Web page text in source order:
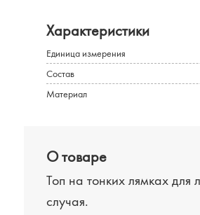
О товаре
Топ на тонких лямках для
случая.
Характеристики
Единица измерения
Состав
Материал